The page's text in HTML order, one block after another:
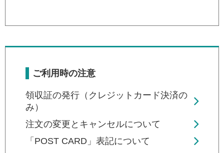
ご利用時の注意
領収証の発行（クレジットカード決済の
み）
注文の変更とキャンセルについて
「POST CARD」表記について